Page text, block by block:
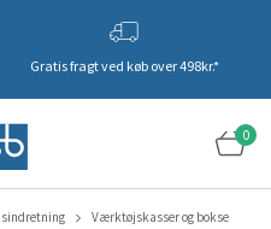
Gratis fragt ved køb over 498kr.*
0
Værktøjskasser og bokse